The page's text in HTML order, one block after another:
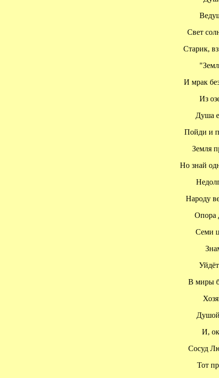
Свет
Старик,
И мрак
Из
Душа
Пойди и
Земля
Но знай
Народу
Опора
Семи
Уйдёт
В миры
Душой
И,
Сосуд
Тот